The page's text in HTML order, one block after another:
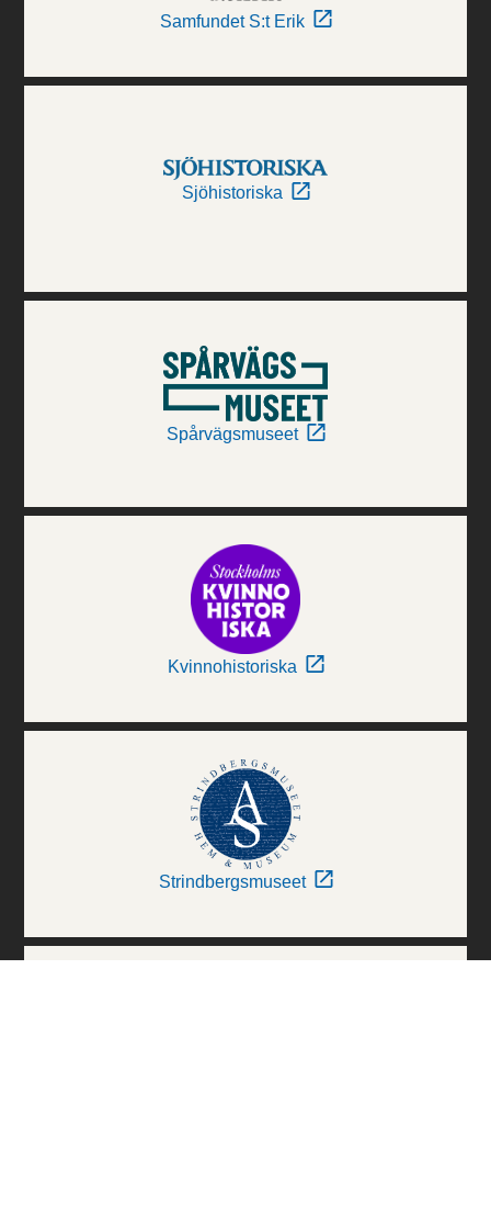
Samfundet S:t Erik
Sjöhistoriska
Spårvägsmuseet
Kvinnohistoriska
Strindbergsmuseet